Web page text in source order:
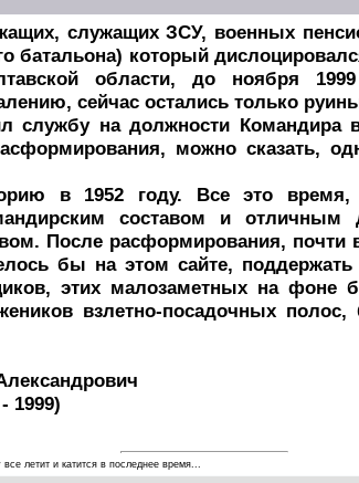
служащих ЗСУ, военных
батальона) который
области, до ноября
сейчас остались только
службу на должности Командира
можно сказать,
в 1952 году. Все это время,
составом и
После расформирования, почти
бы на этом сайте,
этих малозаметных на фоне
взлетно-посадочных
1999)
летит и катится в последнее время...